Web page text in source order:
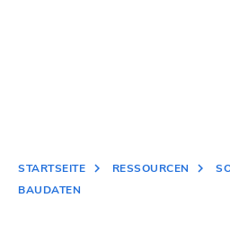
STARTSEITE RESSOURCEN
BAUDATEN